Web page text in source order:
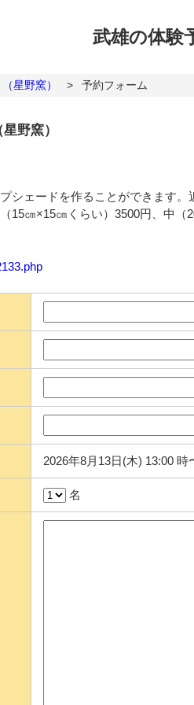
武雄の体験
星野窯） > 予約フォーム
野窯）
シェードを作ることができます
15㎝×15㎝くらい）3500円、中
2026年8月13日(木) 13:00 時
名